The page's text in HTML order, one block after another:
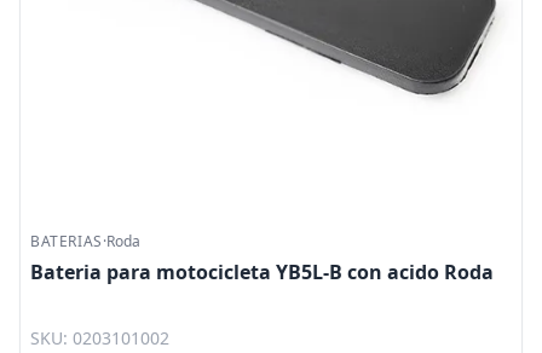
BATERIAS·Roda
Bateria para motocicleta YB5L-B con acido Roda
SKU: 0203101002